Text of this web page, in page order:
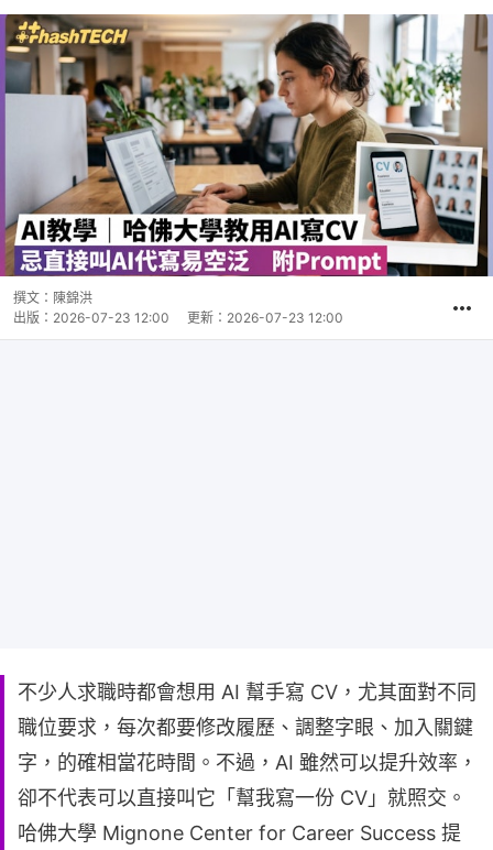
撰文： 陳錦洪
出版： 2026-07-23 12:00 更新： 2026-07-23 12:00
不少人求職時都會想用 AI 幫手寫 CV，尤其面對不同
職位要求，每次都要修改履歷、調整字眼、加入關鍵
字，的確相當花時間。不過，AI 雖然可以提升效率，
卻不代表可以直接叫它「幫我寫一份 CV」就照交。
哈佛大學 Mignone Center for Career Success 提